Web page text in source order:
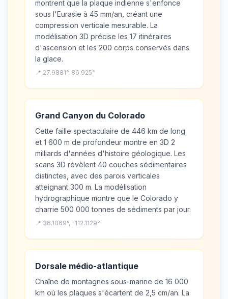
montrent que la plaque indienne s'enfonce
sous l'Eurasie à 45 mm/an, créant une
compression verticale mesurable. La
modélisation 3D précise les 17 itinéraires
d'ascension et les 200 corps conservés dans
la glace.
📍 27.9881°, 86.925°
Grand Canyon du Colorado
Cette faille spectaculaire de 446 km de long
et 1 600 m de profondeur montre en 3D 2
milliards d'années d'histoire géologique. Les
scans 3D révèlent 40 couches sédimentaires
distinctes, avec des parois verticales
atteignant 300 m. La modélisation
hydrographique montre que le Colorado y
charrie 500 000 tonnes de sédiments par jour.
📍 36.1069°, -112.1129°
Dorsale médio-atlantique
Chaîne de montagnes sous-marine de 16 000
km où les plaques s'écartent de 2,5 cm/an. La